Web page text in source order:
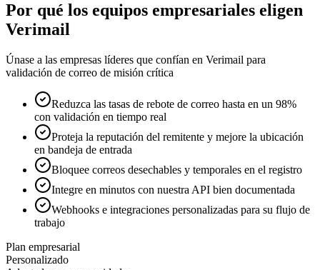
Por qué los equipos empresariales eligen
Verimail
Únase a las empresas líderes que confían en Verimail para
validación de correo de misión crítica
Reduzca las tasas de rebote de correo hasta en un 98%
con validación en tiempo real
Proteja la reputación del remitente y mejore la ubicación
en bandeja de entrada
Bloquee correos desechables y temporales en el registro
Integre en minutos con nuestra API bien documentada
Webhooks e integraciones personalizadas para su flujo de
trabajo
Plan empresarial
Personalizado